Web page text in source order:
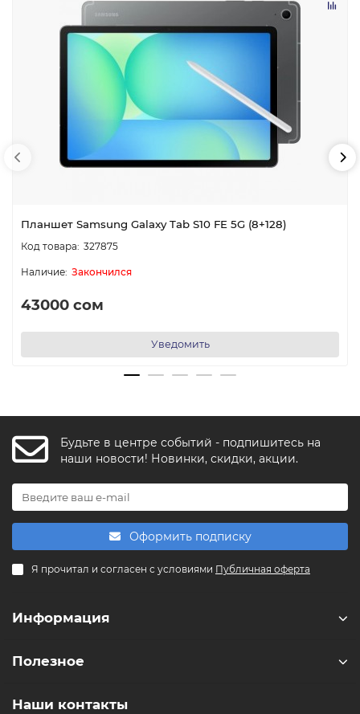
Планшет Samsung Galaxy Tab S10 FE 5G (8+128)
327875
Закончился
43000 сом
Уведомить
Будьте в центре событий - подпишитесь на
наши новости! Новинки, скидки, акции.
Оформить подписку
Я прочитал и согласен с условиями Публичная оферта
Информация
Полезное
Наши контакты
F FishkaAI
Обычно отвечаем за минуту
Чем можем помочь?